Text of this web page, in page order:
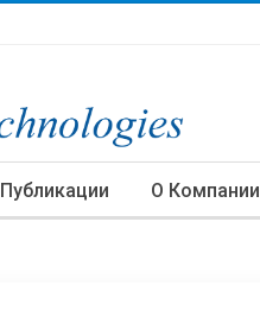
Публикации О Компании